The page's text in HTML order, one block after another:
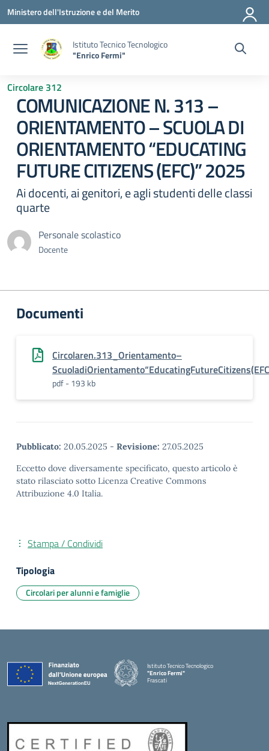
Vai ai contenuti
Vai al menu di navigazione
Vai al footer
Ministero dell'Istruzione e del Merito
Istituto Tecnico Tecnologico
"Enrico Fermi"
Circolare 312
COMUNICAZIONE N. 313 –
ORIENTAMENTO – SCUOLA DI
ORIENTAMENTO “EDUCATING
FUTURE CITIZENS (EFC)” 2025
Ai docenti, ai genitori, e agli studenti delle classi
quarte
Personale scolastico
Docente
Documenti
Circolaren.313_Orientamento–
pdf - 193 kb
Pubblicato: 20.05.2025 - Revisione: 27.05.2025
Eccetto dove diversamente specificato, questo articolo è
stato rilasciato sotto Licenza Creative Commons
Attribuzione 4.0 Italia.
Stampa / Condividi
Tipologia
Circolari per alunni e famiglie
Istituto Tecnico Tecnologico
"Enrico Fermi"
Frascati